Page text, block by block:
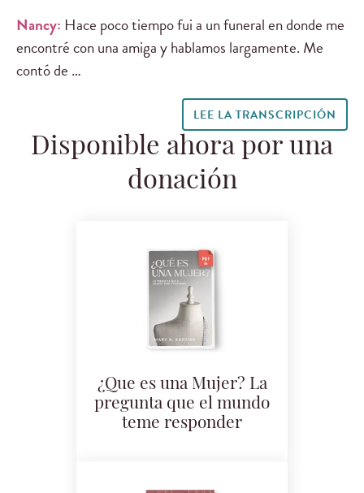
Nancy: Hace poco tiempo fui a un funeral en donde me
encontré con una amiga y hablamos largamente. Me
contó de …
LEE LA TRANSCRIPCIÓN
Disponible ahora por una
donación
¿Que es una Mujer? La
pregunta que el mundo
teme responder